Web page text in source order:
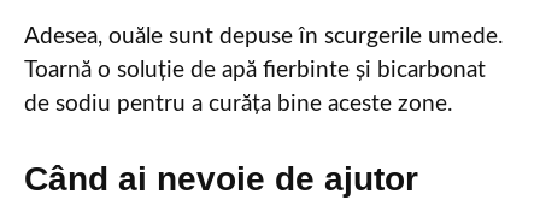
Adesea, ouăle sunt depuse în scurgerile umede.
Toarnă o soluție de apă fierbinte și bicarbonat
de sodiu pentru a curăța bine aceste zone.
Când ai nevoie de ajutor